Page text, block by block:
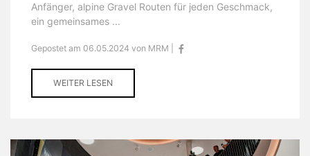
Anfänger, alpine Gravel Routen für jeden Geschmack,
ein gemeinsames ...
Gepostet am 06.05.2024 von MRM |
WEITER LESEN